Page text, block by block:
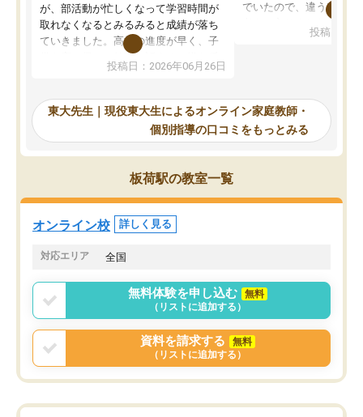
が、部活動が忙しくなって学習時間が
取れなくなるとみるみると成績が落ち
ていきました。高校の進度が早く、子
供も家に帰って勉強の話すると嫌な反
応を示します。東大先生にお願いして
れるので、親としても安心です。毎日
使える自習室とかもあり、わからない
ところがあれば先生が回答してくれる
のも重宝しています。
投稿日：2026年06月26日
でいたので、違うアプロ
で、当初は模試でD判定
自習室が毎日使えていつ
るのが心強かったよう
謝です。
投稿日：
東大先生｜現役東大生によるオンライン家庭教師・
個別指導の口コミをもっとみる
板荷駅の教室一覧
オンライン校 詳しく見る
対応エリア 全国
無料体験を申し込む
無料
（リストに追加する）
資料を請求する
無料
（リストに追加する）